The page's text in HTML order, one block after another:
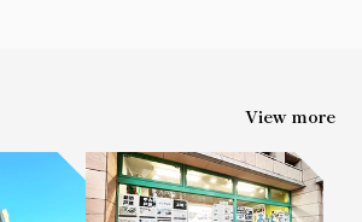
View more